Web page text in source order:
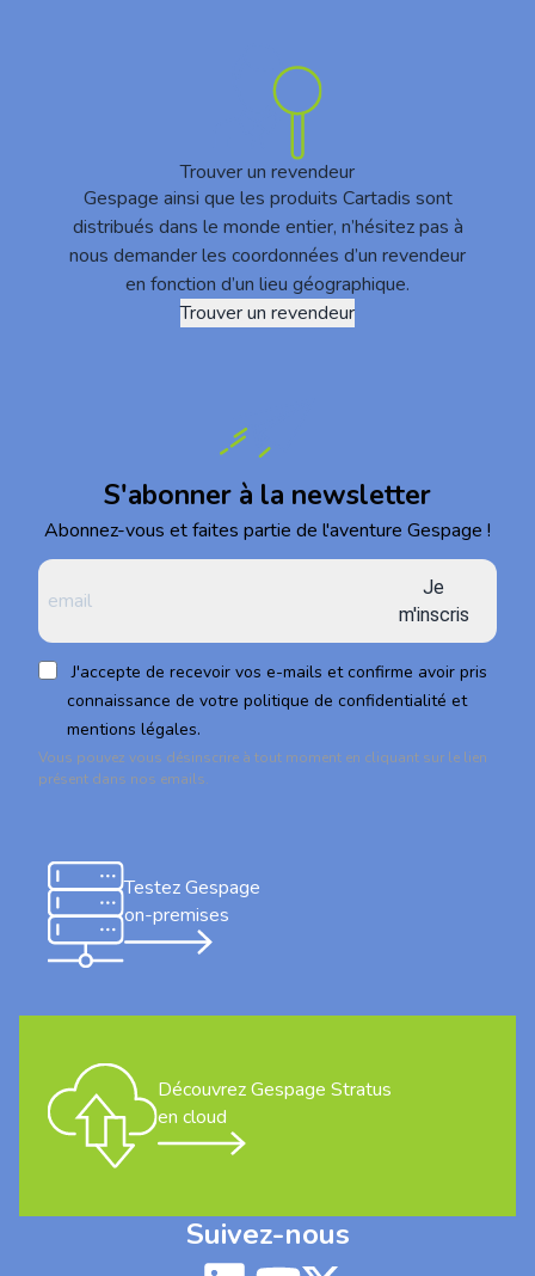
Trouver un revendeur
Gespage ainsi que les produits Cartadis sont
distribués dans le monde entier, n’hésitez pas à
nous demander les coordonnées d’un revendeur
en fonction d’un lieu géographique.
Trouver un revendeur
S'abonner à la newsletter
Abonnez-vous et faites partie de l'aventure Gespage !
Je
m'inscris
J'accepte de recevoir vos e-mails et confirme avoir pris
connaissance de votre politique de confidentialité et
mentions légales.
Vous pouvez vous désinscrire à tout moment en cliquant sur le lien
présent dans nos emails.
Testez Gespage
on-premises
Découvrez Gespage Stratus
en cloud
Suivez-nous